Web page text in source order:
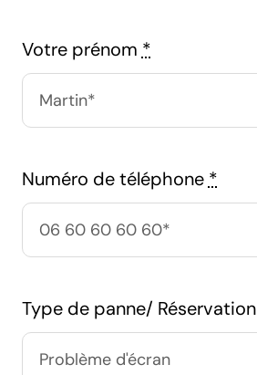
Votre prénom *
Numéro de téléphone *
Type de panne/ Réservation